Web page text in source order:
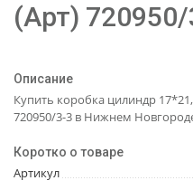
(Арт)
Описание
Купить коробка цилиндр
720950/3-3 в Нижнем
Коротко о товаре
Артикул